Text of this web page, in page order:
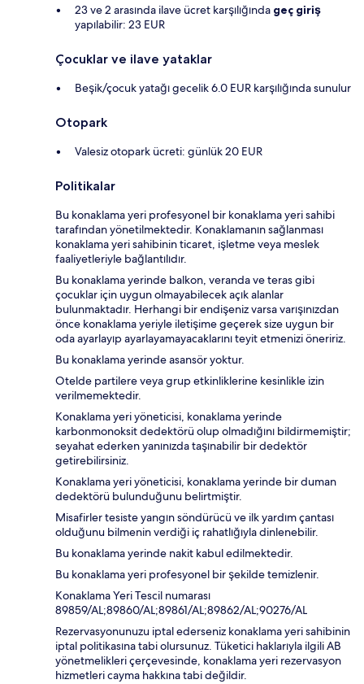
23 ve 2 arasında ilave ücret karşılığında geç giriş
yapılabilir: 23 EUR
Çocuklar ve ilave yataklar
Beşik/çocuk yatağı gecelik 6.0 EUR karşılığında sunulur
Otopark
Valesiz otopark ücreti: günlük 20 EUR
Politikalar
Bu konaklama yeri profesyonel bir konaklama yeri sahibi
tarafından yönetilmektedir. Konaklamanın sağlanması
konaklama yeri sahibinin ticaret, işletme veya meslek
faaliyetleriyle bağlantılıdır.
Bu konaklama yerinde balkon, veranda ve teras gibi
çocuklar için uygun olmayabilecek açık alanlar
bulunmaktadır. Herhangi bir endişeniz varsa varışınızdan
önce konaklama yeriyle iletişime geçerek size uygun bir
oda ayarlayıp ayarlayamayacaklarını teyit etmenizi öneririz.
Bu konaklama yerinde asansör yoktur.
Otelde partilere veya grup etkinliklerine kesinlikle izin
verilmemektedir.
Konaklama yeri yöneticisi, konaklama yerinde
karbonmonoksit dedektörü olup olmadığını bildirmemiştir;
seyahat ederken yanınızda taşınabilir bir dedektör
getirebilirsiniz.
Konaklama yeri yöneticisi, konaklama yerinde bir duman
dedektörü bulunduğunu belirtmiştir.
Misafirler tesiste yangın söndürücü ve ilk yardım çantası
olduğunu bilmenin verdiği iç rahatlığıyla dinlenebilir.
Bu konaklama yerinde nakit kabul edilmektedir.
Bu konaklama yeri profesyonel bir şekilde temizlenir.
Konaklama Yeri Tescil numarası
89859/AL;89860/AL;89861/AL;89862/AL;90276/AL
Rezervasyonunuzu iptal ederseniz konaklama yeri sahibinin
iptal politikasına tabi olursunuz. Tüketici haklarıyla ilgili AB
yönetmelikleri çerçevesinde, konaklama yeri rezervasyon
hizmetleri cayma hakkına tabi değildir.